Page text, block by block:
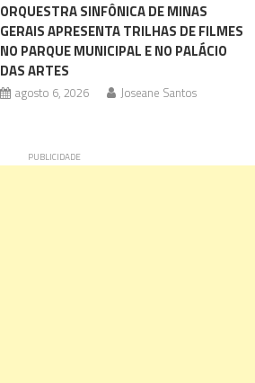
ORQUESTRA SINFÔNICA DE MINAS
GERAIS APRESENTA TRILHAS DE FILMES
NO PARQUE MUNICIPAL E NO PALÁCIO
DAS ARTES
agosto 6, 2026 Joseane Santos